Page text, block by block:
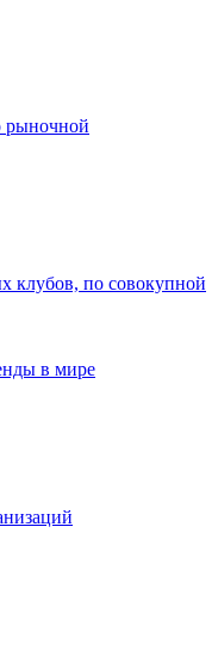
рыночной
клубов, по совокупной
в мире